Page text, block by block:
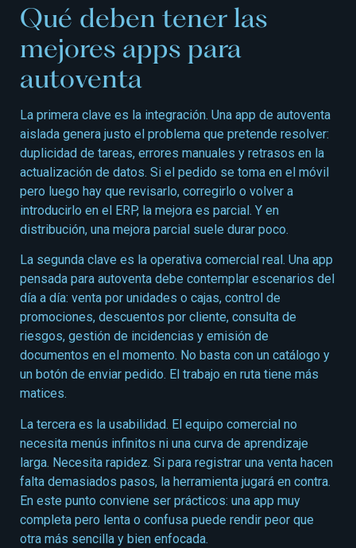
Qué deben tener las
mejores apps para
autoventa
La primera clave es la integración. Una app de autoventa
aislada genera justo el problema que pretende resolver:
duplicidad de tareas, errores manuales y retrasos en la
actualización de datos. Si el pedido se toma en el móvil
pero luego hay que revisarlo, corregirlo o volver a
introducirlo en el ERP, la mejora es parcial. Y en
distribución, una mejora parcial suele durar poco.
La segunda clave es la operativa comercial real. Una app
pensada para autoventa debe contemplar escenarios del
día a día: venta por unidades o cajas, control de
promociones, descuentos por cliente, consulta de
riesgos, gestión de incidencias y emisión de
documentos en el momento. No basta con un catálogo y
un botón de enviar pedido. El trabajo en ruta tiene más
matices.
La tercera es la usabilidad. El equipo comercial no
necesita menús infinitos ni una curva de aprendizaje
larga. Necesita rapidez. Si para registrar una venta hacen
falta demasiados pasos, la herramienta jugará en contra.
En este punto conviene ser prácticos: una app muy
completa pero lenta o confusa puede rendir peor que
otra más sencilla y bien enfocada.